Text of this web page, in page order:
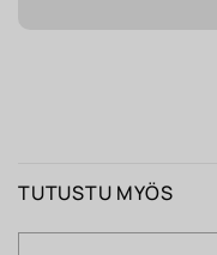
TUTUSTU MYÖS